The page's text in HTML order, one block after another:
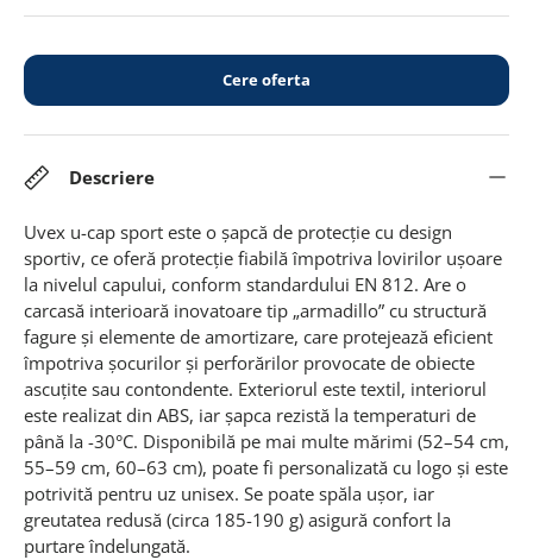
Cere oferta
Descriere
Uvex u-cap sport este o șapcă de protecție cu design
sportiv, ce oferă protecție fiabilă împotriva lovirilor ușoare
la nivelul capului, conform standardului EN 812. Are o
carcasă interioară inovatoare tip „armadillo” cu structură
fagure și elemente de amortizare, care protejează eficient
împotriva șocurilor și perforărilor provocate de obiecte
ascuțite sau contondente. Exteriorul este textil, interiorul
este realizat din ABS, iar șapca rezistă la temperaturi de
până la -30°C. Disponibilă pe mai multe mărimi (52–54 cm,
55–59 cm, 60–63 cm), poate fi personalizată cu logo și este
potrivită pentru uz unisex. Se poate spăla ușor, iar
greutatea redusă (circa 185-190 g) asigură confort la
purtare îndelungată.